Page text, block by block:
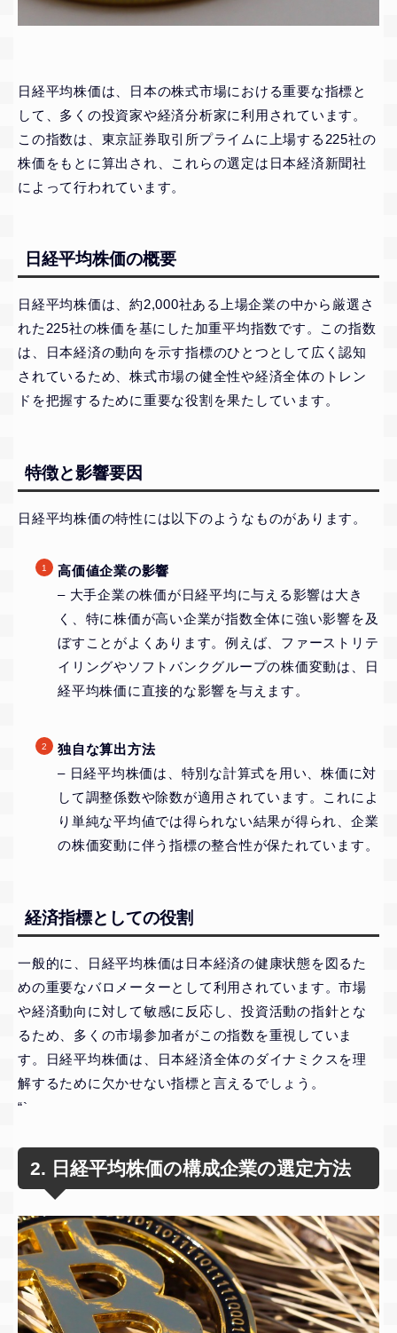
日経平均株価は、日本の株式市場における重要な指標と
して、多くの投資家や経済分析家に利用されています。
この指数は、東京証券取引所プライムに上場する225社の
株価をもとに算出され、これらの選定は日本経済新聞社
によって行われています。
日経平均株価の概要
日経平均株価は、約2,000社ある上場企業の中から厳選さ
れた225社の株価を基にした加重平均指数です。この指数
は、日本経済の動向を示す指標のひとつとして広く認知
されているため、株式市場の健全性や経済全体のトレン
ドを把握するために重要な役割を果たしています。
特徴と影響要因
日経平均株価の特性には以下のようなものがあります。
高価値企業の影響
– 大手企業の株価が日経平均に与える影響は大き
く、特に株価が高い企業が指数全体に強い影響を及
ぼすことがよくあります。例えば、ファーストリテ
イリングやソフトバンクグループの株価変動は、日
経平均株価に直接的な影響を与えます。
独自な算出方法
– 日経平均株価は、特別な計算式を用い、株価に対
して調整係数や除数が適用されています。これによ
り単純な平均値では得られない結果が得られ、企業
の株価変動に伴う指標の整合性が保たれています。
経済指標としての役割
一般的に、日経平均株価は日本経済の健康状態を図るた
めの重要なバロメーターとして利用されています。市場
や経済動向に対して敏感に反応し、投資活動の指針とな
るため、多くの市場参加者がこの指数を重視していま
す。日経平均株価は、日本経済全体のダイナミクスを理
解するために欠かせない指標と言えるでしょう。
“`
2. 日経平均株価の構成企業の選定方法